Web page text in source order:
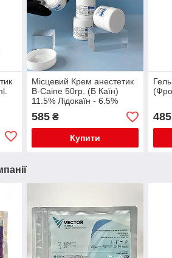
Місцевий Крем анестетик
B-Caine 50гр. (Б Каїн)
11.5% Лідокаїн - 6.5%
Прилокаїн - 5% (Відео)
585₴
Купити
485